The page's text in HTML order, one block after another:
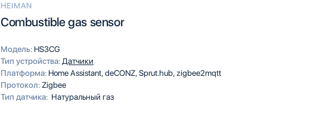
HEIMAN
Combustible gas sensor
Модель: HS3CG
Тип устройства: Датчики
Платформа: Home AssistantdeCONZSprut.hubzigbee2mqtt
Протокол: Zigbee
Тип датчика: Натуральный газ